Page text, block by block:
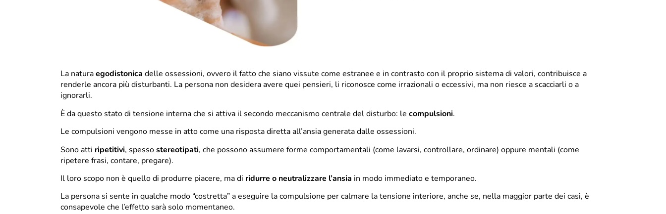
La naturaegodistonica delle ossessioni, ovvero il fatto che siano vissute come estranee e in contrasto con il proprio sistema di valori, contribuisce a
renderle ancora più disturbanti. La persona non desidera avere quei pensieri, li riconosce come irrazionali o eccessivi, ma non riesce a scacciarli o a
ignorarli.
È da questo stato di tensione interna che si attiva il secondo meccanismo centrale del disturbo: le compulsioni.
Le compulsioni vengono messe in atto come una risposta diretta all’ansia generata dalle ossessioni.
Sono atti ripetitivi, spessostereotipati, che possono assumere forme comportamentali (come lavarsi, controllare, ordinare) oppure mentali (come
ripetere frasi, contare, pregare).
Il loro scopo non è quello di produrre piacere, ma di ridurre o neutralizzare l’ansia in modo immediato e temporaneo.
La persona si sente in qualche modo “costretta” a eseguire la compulsione per calmare la tensione interiore, anche se, nella maggior parte dei casi, è
consapevole che l’effetto sarà solo momentaneo.